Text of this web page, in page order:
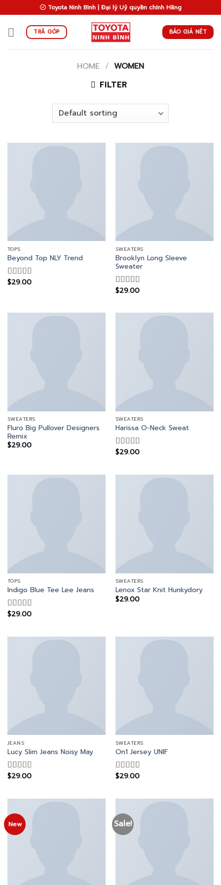
to
content
Toyota Ninh Bình | Đại lý Uỷ quyền chính Hãng
TRẢ GÓP BÁO GIÁ NÉT
HOME / WOMEN
FILTER
TOPS
Beyond Top NLY Trend
Rated
$29.00
SWEATERS
Brooklyn Long Sleeve
Sweater
Rated
$29.00
SWEATERS
Fluro Big Pullover Designers
Remix
$29.00
SWEATERS
Harissa O-Neck Sweat
Rated
$29.00
TOPS
Indigo Blue Tee Lee Jeans
Rated
$29.00
SWEATERS
Lenox Star Knit Hunkydory
$29.00
JEANS
Lucy Slim Jeans Noisy May
Rated
5
$29.00
SWEATERS
On1 Jersey UNIF
Rated5.00
$29.00
New Sale!